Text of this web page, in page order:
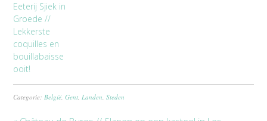
Eeterij Sjiek in
Groede //
Lekkerste
coquilles en
bouillabaisse
ooit!
Categorie:België,Gent,Landen,Steden